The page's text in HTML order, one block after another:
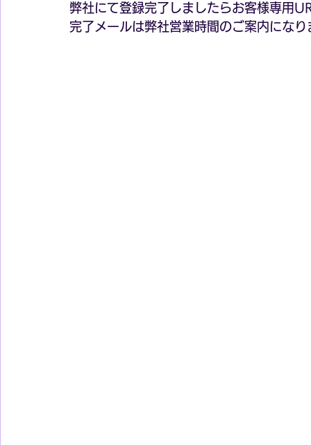
弊社にて登録完了しましたらお客様専用
完了メールは弊社営業時間のご案内にな